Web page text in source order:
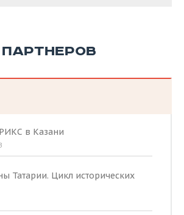
в Казани
Татарии. Цикл исторических